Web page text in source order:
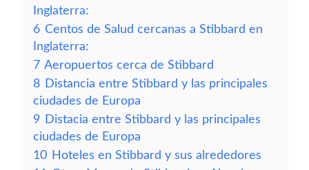
Inglaterra:
6 Centos de Salud cercanas a Stibbard en
Inglaterra:
7 Aeropuertos cerca de Stibbard
8 Distancia entre Stibbard y las principales
ciudades de Europa
9 Distacia entre Stibbard y las principales
ciudades de Europa
10 Hoteles en Stibbard y sus alrededores